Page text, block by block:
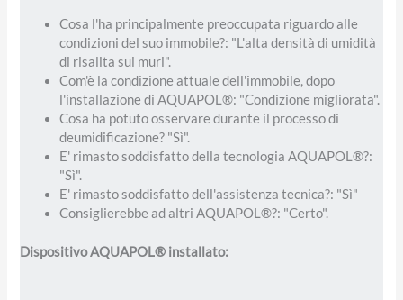
Cosa l'ha principalmente preoccupata riguardo alle
condizioni del suo immobile?: "L'alta densità di umidità
di risalita sui muri".
Com'è la condizione attuale dell'immobile, dopo
l'installazione di AQUAPOL®: "Condizione migliorata".
Cosa ha potuto osservare durante il processo di
deumidificazione? "Sì".
E' rimasto soddisfatto della tecnologia AQUAPOL®?:
"Sì".
E' rimasto soddisfatto dell'assistenza tecnica?: "Sì"
Consiglierebbe ad altri AQUAPOL®?: "Certo".
Dispositivo AQUAPOL® installato: